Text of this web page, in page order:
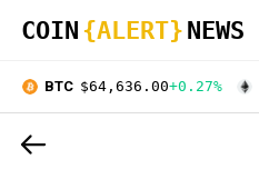
COIN {ALERT} NEWS
BTC $64,636.00+0.27%